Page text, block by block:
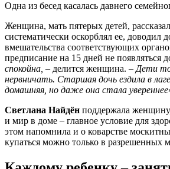
Одна из бесед касалась давнего
Женщина, мать пятерых детей,
систематически оскорблял ее, доводил
вмешательства соответствующих
предписание на 15 дней не появляться
спокойна, – делится женщина. – Дети
нервничать. Старшая дочь ездила в
домашняя, но даже она стала увереннее
Светлана Найдён поддержала
и мир в доме – главное условие для
этом напомнила и о коварстве
купаться можно только в разрешенных